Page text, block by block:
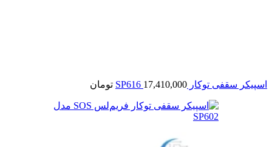
اسپیکر سقفی توکار SP616 17,410,000 تومان